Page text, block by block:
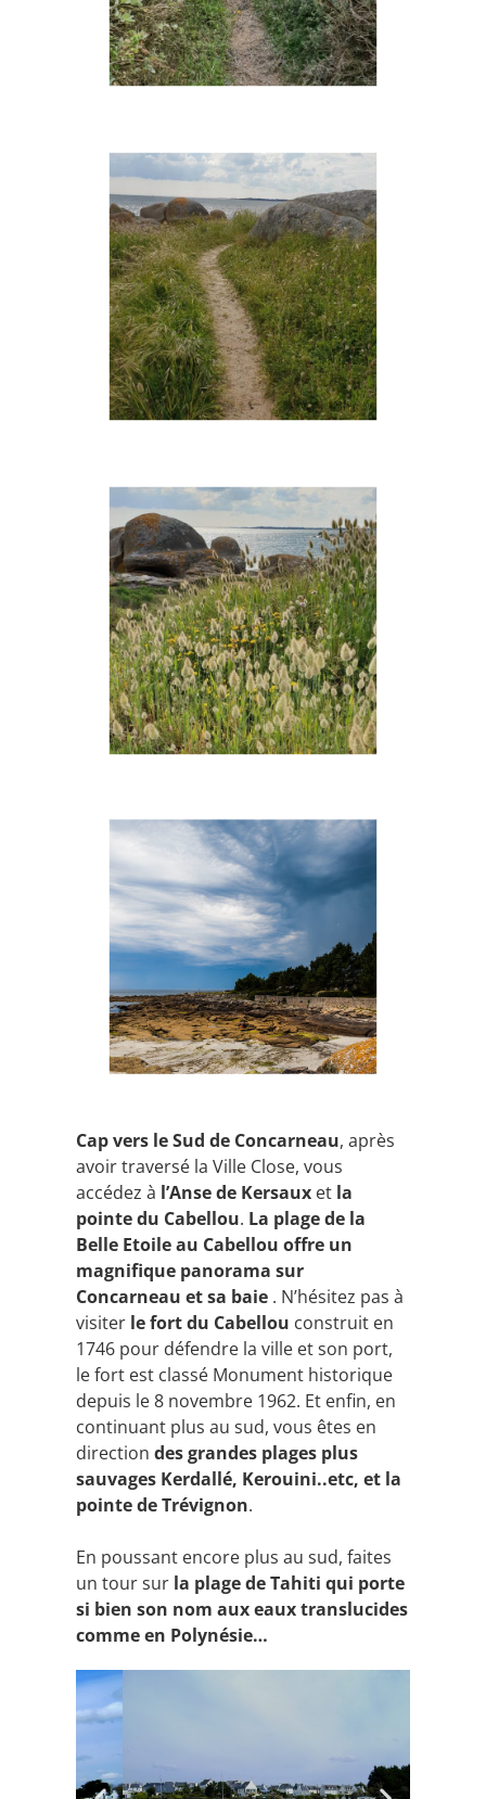
Cap vers le Sud de Concarneau, après
avoir traversé la Ville Close, vous
accédez à l’Anse de Kersaux et la
pointe du Cabellou. La plage de la
Belle Etoile au Cabellou offre un
magnifique panorama sur
Concarneau et sa baie . N’hésitez pas à
visiter le fort du Cabellou construit en
1746 pour défendre la ville et son port,
le fort est classé Monument historique
depuis le 8 novembre 1962. Et enfin, en
continuant plus au sud, vous êtes en
direction des grandes plages plus
sauvages Kerdallé, Kerouini..etc, et la
pointe de Trévignon.
En poussant encore plus au sud, faites
un tour sur la plage de Tahiti qui porte
si bien son nom aux eaux translucides
comme en Polynésie…